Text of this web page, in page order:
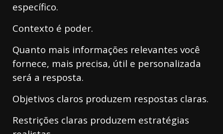
específico.
Contexto é poder.
Quanto mais informações relevantes você
fornece, mais precisa, útil e personalizada
será a resposta.
Objetivos claros produzem respostas claras.
Restrições claras produzem estratégias